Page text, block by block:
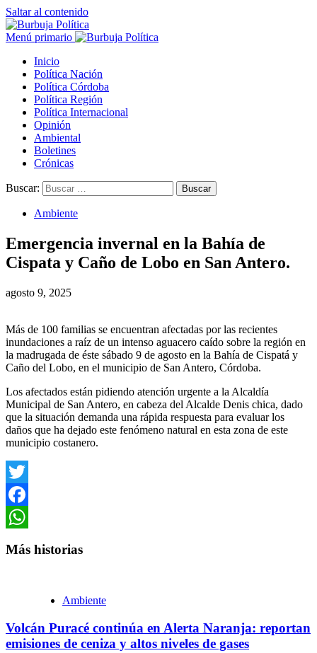
Saltar al contenido
Menú primario
Inicio
Política Nación
Política Córdoba
Política Región
Política Internacional
Opinión
Ambiental
Boletines
Crónicas
Buscar:
Ambiente
Emergencia invernal en la Bahía de
Cispata y Caño de Lobo en San Antero.
agosto 9, 2025
Más de 100 familias se encuentran afectadas por las recientes
inundaciones a raíz de un intenso aguacero caído sobre la región en
la madrugada de éste sábado 9 de agosto en la Bahía de Cispatá y
Caño del Lobo, en el municipio de San Antero, Córdoba.
Los afectados están pidiendo atención urgente a la Alcaldía
Municipal de San Antero, en cabeza del Alcalde Denis chica, dado
que la situación demanda una rápida respuesta para evaluar los
daños que ha dejado este fenómeno natural en esta zona de este
municipio costanero.
Twitter
Facebook
Más historias
Ambiente
Volcán Puracé continúa en Alerta Naranja: reportan
emisiones de ceniza y altos niveles de gases